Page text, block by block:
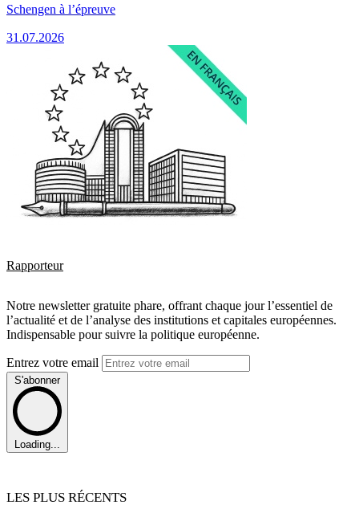
Schengen à l’épreuve
31.07.2026
Rapporteur
Notre newsletter gratuite phare, offrant chaque jour l’essentiel de
l’actualité et de l’analyse des institutions et capitales européennes.
Indispensable pour suivre la politique européenne.
Entrez votre email
S'abonner
Loading...
LES PLUS RÉCENTS